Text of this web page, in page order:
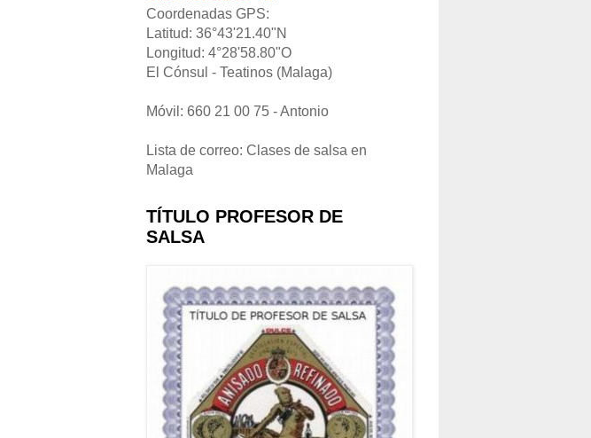
Coordenadas GPS:
Latitud: 36°43'21.40"N
Longitud: 4°28'58.80"O
El Cónsul - Teatinos (Malaga)
Móvil: 660 21 00 75 - Antonio
Lista de correo: Clases de salsa en
Malaga
TÍTULO PROFESOR DE
SALSA